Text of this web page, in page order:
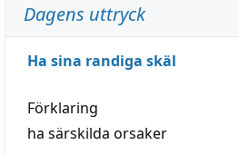
Dagens uttryck
Ha sina randiga skäl
Förklaring
ha särskilda orsaker